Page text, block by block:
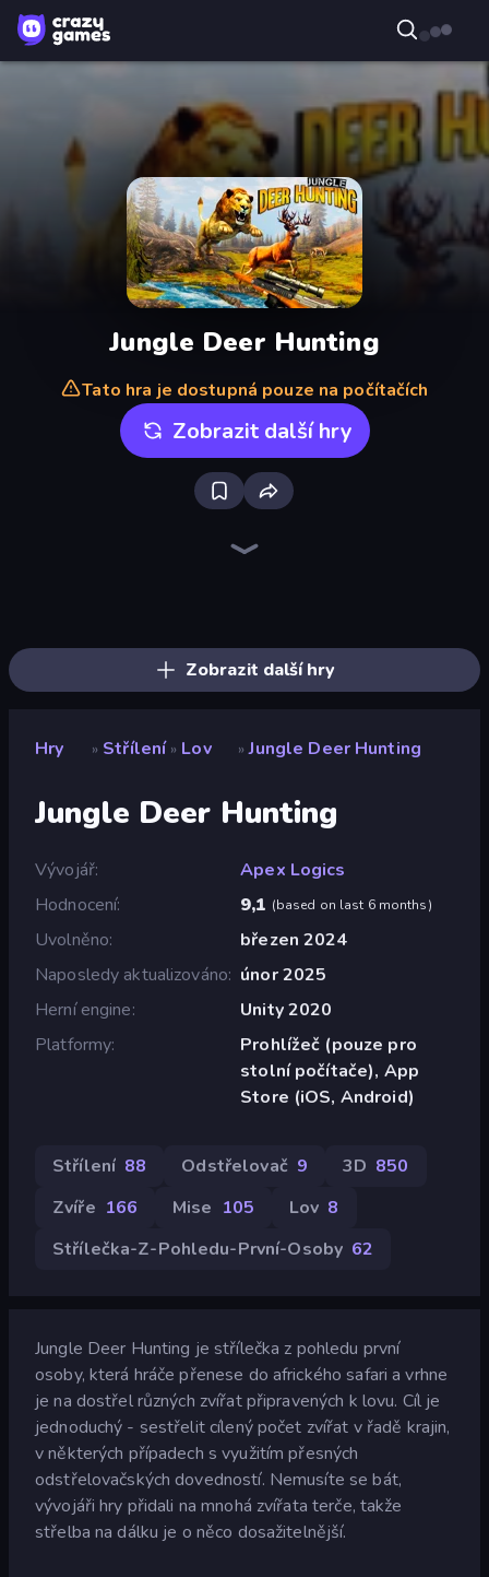
Jungle Deer Hunting
Tato hra je dostupná pouze na počítačích
Zobrazit další hry
Zobrazit další hry
Hry » Střílení » Lov » Jungle Deer Hunting
Jungle Deer Hunting
Vývojář
Apex Logics
Hodnocení
9,1 (based on last 6 months)
Uvolněno
březen 2024
Naposledy aktualizováno únor 2025
Herní engine
Unity 2020
Platformy
Prohlížeč (pouze pro
stolní počítače), App
Store (iOS, Android)
Střílení 88 Odstřelovač 9 3D 850
Zvíře 166 Mise 105 Lov 8
Střílečka-Z-Pohledu-První-Osoby 62
Jungle Deer Hunting je střílečka z pohledu první
osoby, která hráče přenese do afrického safari a vrhne
je na dostřel různých zvířat připravených k lovu. Cíl je
jednoduchý - sestřelit cílený počet zvířat v řadě krajin,
v některých případech s využitím přesných
odstřelovačských dovedností. Nemusíte se bát,
vývojáři hry přidali na mnohá zvířata terče, takže
střelba na dálku je o něco dosažitelnější.